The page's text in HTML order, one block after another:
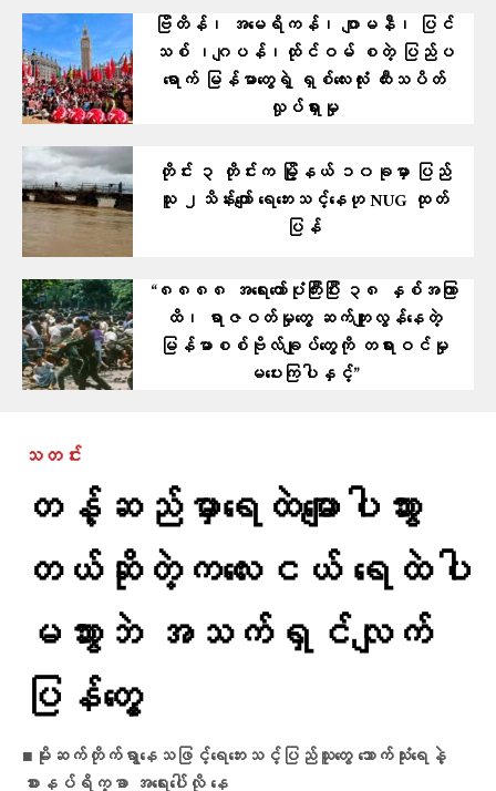
ဗြိတိန်၊ အမေရိကန်၊ ဂျာမနီ၊ ပြင်
သစ် ၊ဂျပန်၊ထ်ုင်ဝမ် စတဲ့ ပြ​ည်ပ
ရောက် မြန်မာတွေရဲ့ ရှစ်လေးလုံး ထီးသပိတ်
လှုပ်ရှားမှု
တိုင်း ၃ တိုင်းက မြို့နယ် ၁၀ခုမှာ ပြည်
သူ ၂သိန်းကျော် ရေဘေးသင့်နေဟု NUG ထုတ်
ပြန်
“၈၈၈၈ အရေးတော်ပုံကြီးပြီး ၃၈ နှစ်အကြာ
ထိ၊ ရာဇဝတ်မှုတွေ ဆက်ကျူးလွန်နေတဲ့
မြန်မာစစ်ဗိုလ်ချုပ်တွေကို တရားဝင်မှု
မပေးကြပါနှင့်”
သတင်း
တန့်ဆည်မှာ​ရေထဲ​မျောပါသွား
တယ်ဆိုတဲ့ကလေးငယ် ရေထဲပါ
မသွားဘဲ အသက်ရှင်လျက်
ပြန်​တွေ့
■မိုးဆက်တိုက်ရွာနေသဖြင့်​​ရေ​ဘေးသင့်ပြည်သူ​တွေ သောက်သုံးရေနဲ့